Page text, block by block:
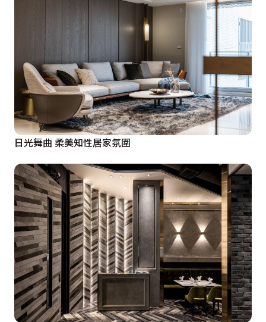
日光舞曲 柔美知性居家氛圍